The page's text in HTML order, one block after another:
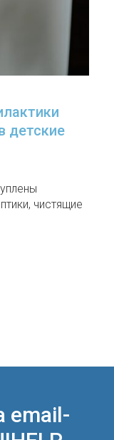
детские
чистящие
email-